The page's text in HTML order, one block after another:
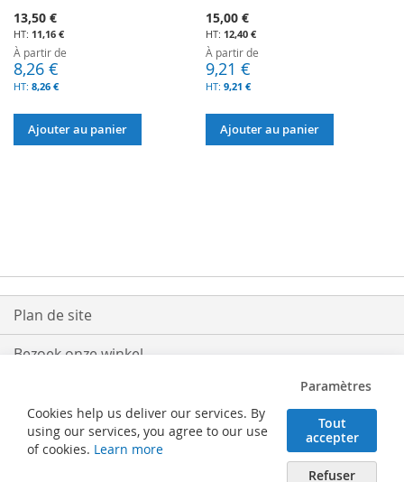
13,50 €
11,16 €
À partir de
8,26 €
8,26 €
Ajouter au panier
15,00 €
12,40 €
À partir de
9,21 €
9,21 €
Ajouter au panier
Plan de site
Bezoek onze winkel
Retouren
Cookies help us deliver our services. By
using our services, you agree to our use
of cookies. Learn more
Paramètres
Tout
accepter
Refuser